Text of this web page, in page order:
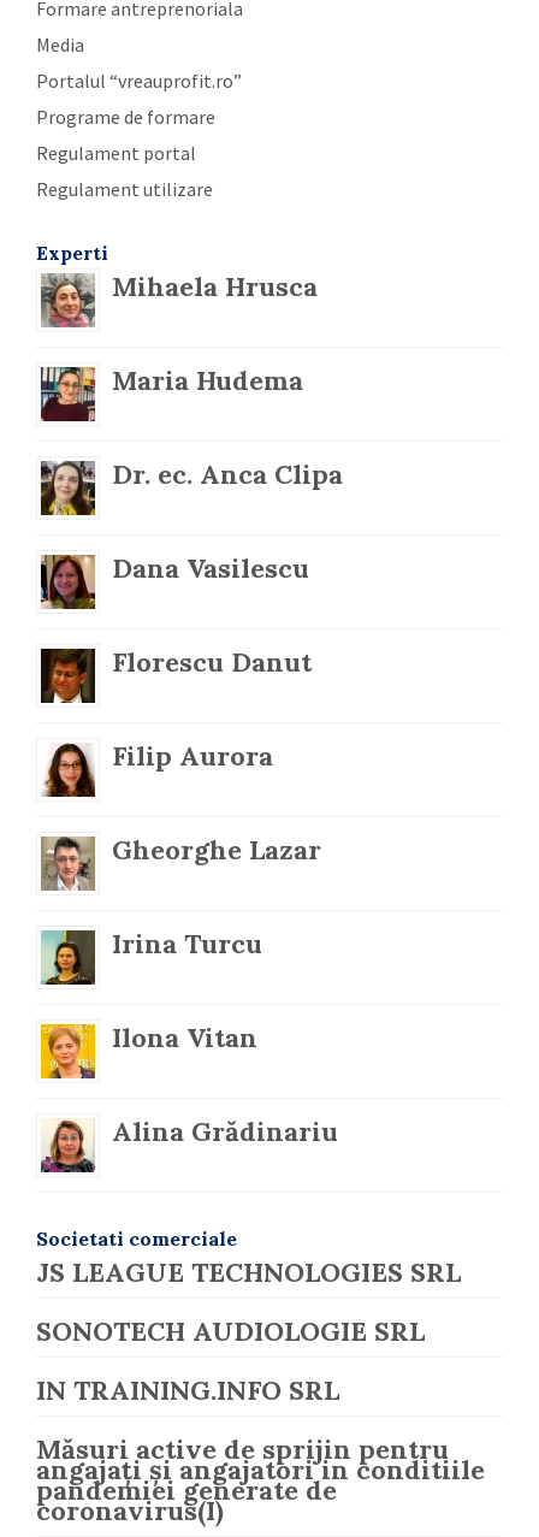
Formare antreprenoriala
Media
Portalul “vreauprofit.ro”
Programe de formare
Regulament portal
Regulament utilizare
Experti
Mihaela Hrusca
Maria Hudema
Dr. ec. Anca Clipa
Dana Vasilescu
Florescu Danut
Filip Aurora
Gheorghe Lazar
Irina Turcu
Ilona Vitan
Alina Grădinariu
Societati comerciale
JS LEAGUE TECHNOLOGIES SRL
SONOTECH AUDIOLOGIE SRL
IN TRAINING.INFO SRL
Măsuri active de sprijin pentru
angajați și angajatori in conditiile
pandemiei generate de
coronavirus(I)